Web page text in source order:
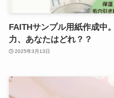
FAITHサンプル用紙作成中
力、あなたはどれ？？
2025年3月13日